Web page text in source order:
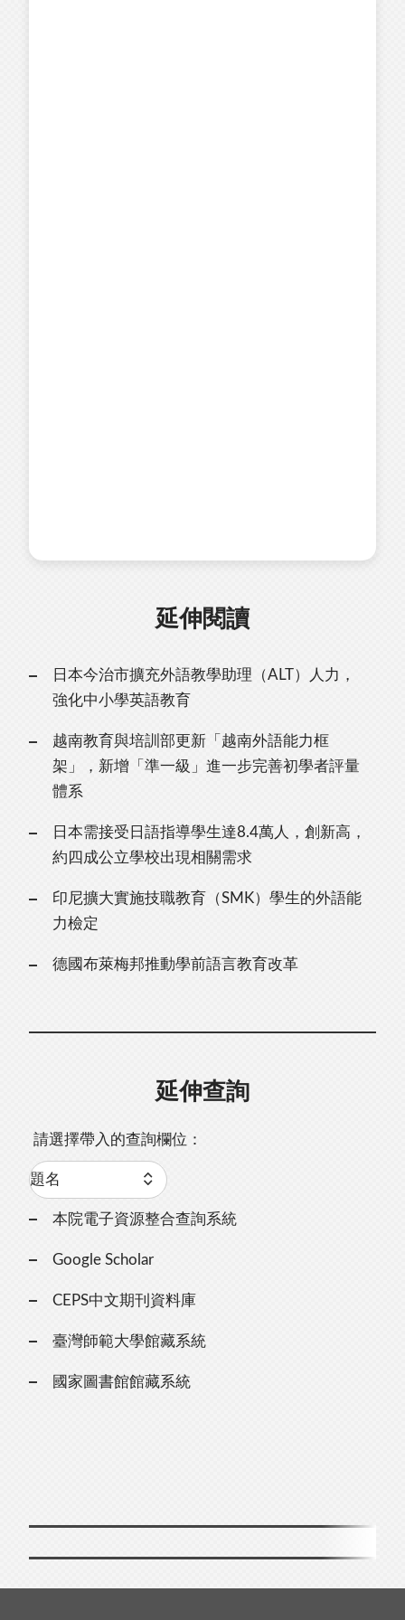
延伸閱讀
日本今治市擴充外語教學助理（ALT）人力，
強化中小學英語教育
越南教育與培訓部更新「越南外語能力框
架」，新增「準一級」進一步完善初學者評量
體系
日本需接受日語指導學生達8.4萬人，創新高，
約四成公立學校出現相關需求
印尼擴大實施技職教育（SMK）學生的外語能
力檢定
德國布萊梅邦推動學前語言教育改革
延伸查詢
請選擇帶入的查詢欄位：
本院電子資源整合查詢系統
Google Scholar
CEPS中文期刊資料庫
臺灣師範大學館藏系統
國家圖書館館藏系統